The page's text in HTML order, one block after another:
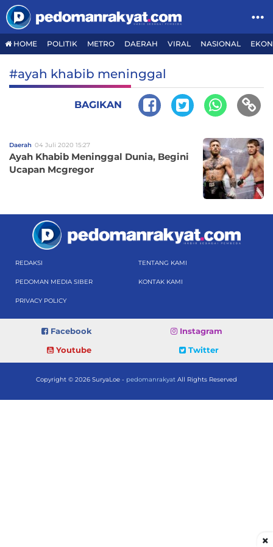
HOME POLITIK METRO DAERAH VIRAL NASIONAL
#ayah khabib meninggal
BAGIKAN
Daerah 04 Juli 2020 15:27
Ayah Khabib Meninggal Dunia, Begini
Ucapan Mcgregor
REDAKSI TENTANG KAMI
PEDOMAN MEDIA SIBER KONTAK KAMI
PRIVACY POLICY
Facebook
Instagram
Youtube
Twitter
Copyright © 2026 SuryaLoe - pedomanrakyat All Rights Reserved
×